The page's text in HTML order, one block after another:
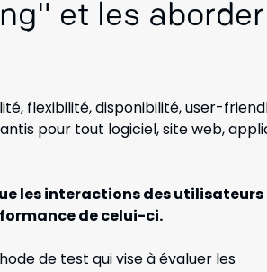
et les aborder
flexibilité, disponibilité, user-
pour tout logiciel, site web,
les interactions des utilisateurs
de celui-ci.
de test qui vise à évaluer les